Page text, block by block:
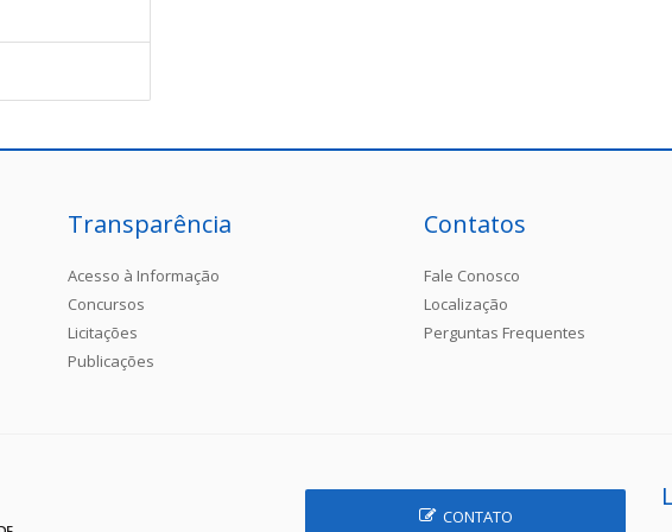
Transparência
Acesso à Informação
Concursos
Licitações
Publicações
Contatos
Fale Conosco
Localização
Perguntas Frequentes
CONTATO